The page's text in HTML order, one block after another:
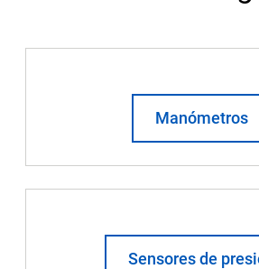
Manómetros
Sensores de